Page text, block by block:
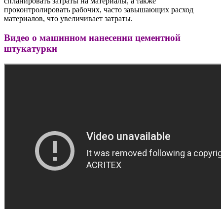
проконтролировать рабочих, часто завышающих расход
материалов, что увеличивает затраты.
Видео о машинном нанесении цементной
штукатурки